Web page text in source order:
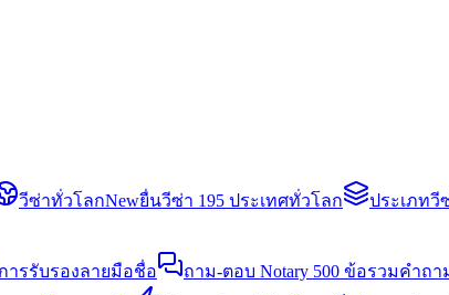
วีซ่าทั่วโลกNewยื่นวีซ่า 195 ประเทศทั่วโลก ประเภทวี
ารรับรองลายมือชื่อ ถาม-ตอบ Notary 500 ข้อรวมคำถา